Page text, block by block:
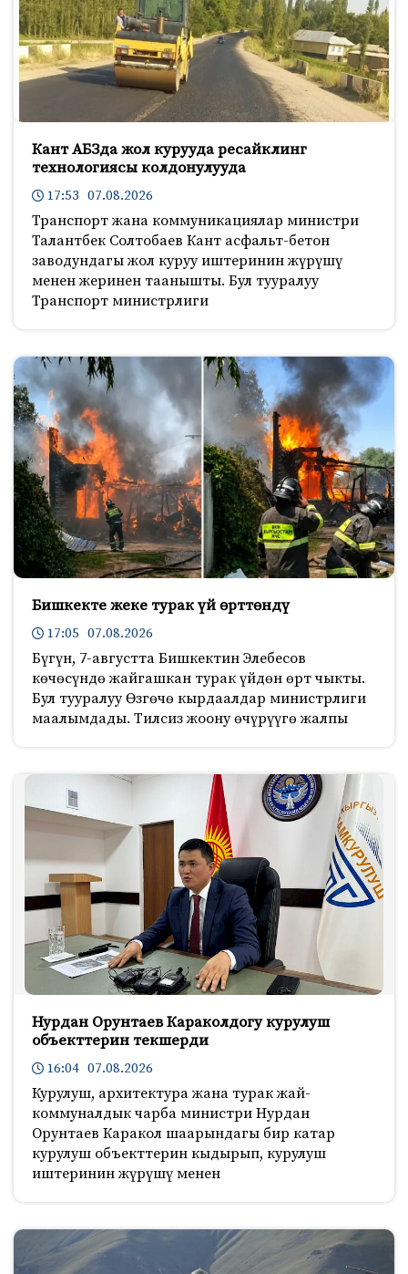
Кант АБЗда жол курууда ресайклинг
технологиясы колдонулууда
17:53 07.08.2026
Транспорт жана коммуникациялар министри
Талантбек Солтобаев Кант асфальт-бетон
заводундагы жол куруу иштеринин жүрүшү
менен жеринен таанышты. Бул тууралуу
Транспорт министрлиги
Бишкекте жеке турак үй өрттөндү
17:05 07.08.2026
Бүгүн, 7-августта Бишкектин Элебесов
көчөсүндө жайгашкан турак үйдөн өрт чыкты.
Бул тууралуу Өзгөчө кырдаалдар министрлиги
маалымдады. Тилсиз жоону өчүрүүгө жалпы
Нурдан Орунтаев Караколдогу курулуш
объекттерин текшерди
16:04 07.08.2026
Курулуш, архитектура жана турак жай-
коммуналдык чарба министри Нурдан
Орунтаев Каракол шаарындагы бир катар
курулуш объекттерин кыдырып, курулуш
иштеринин жүрүшү менен